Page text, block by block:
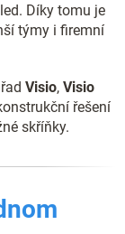
Díky tomu je
týmy i firemní
Visio, Visio
řešení
skříňky.